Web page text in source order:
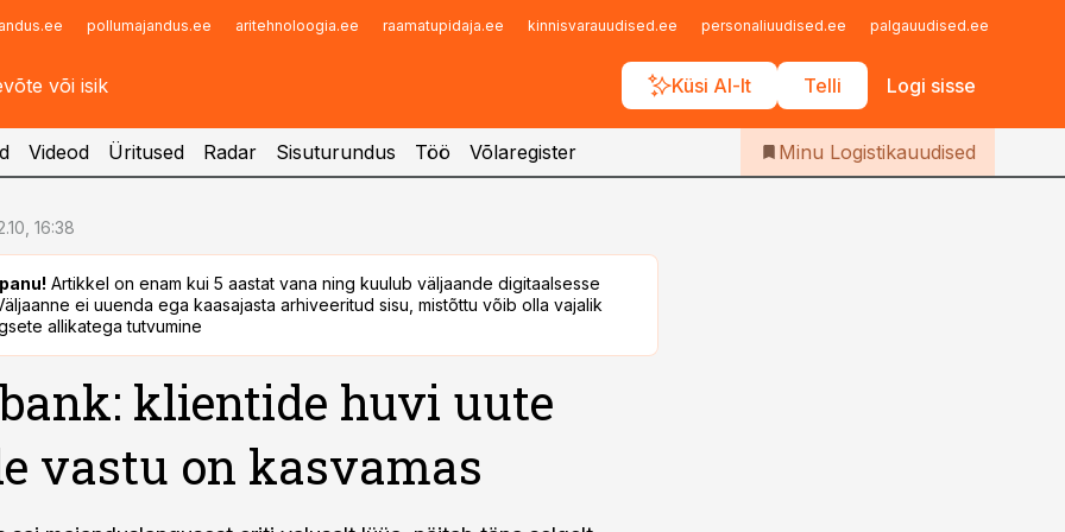
pollumajandus.ee aritehnoloogia.ee raamatupidaja.ee kinnisvarauudised.ee personaliuudised.ee palgauudised.ee
Küsi AI-lt Telli Logi sisse
Infopank
Iseteenindus
Telli Logistikauudised
Videod Üritused Radar Sisuturundus Töö Võlaregister Minu Logistikauudised
16:38
Artikkel on enam kui 5 aastat vana ning kuulub väljaande digitaalsesse
ei uuenda ega kaasajasta arhiveeritud sisu, mistõttu võib olla vajalik
allikatega tutvumine
klientide huvi uute
vastu on kasvamas